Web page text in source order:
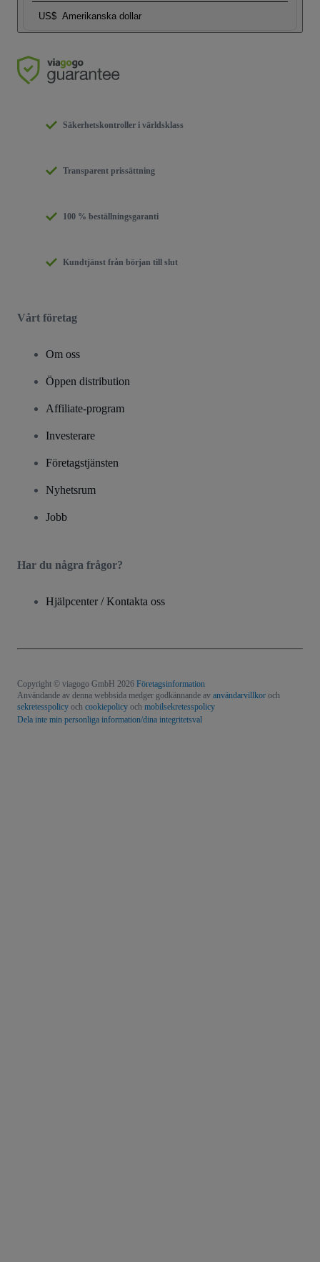
US$ Amerikanska dollar
Säkerhetskontroller i världsklass
Transparent prissättning
100 % beställningsgaranti
Kundtjänst från början till slut
Vårt företag
Om oss
Öppen distribution
Affiliate-program
Investerare
Företagstjänsten
Nyhetsrum
Jobb
Har du några frågor?
Hjälpcenter / Kontakta oss
Copyright © viagogo GmbH 2026 Företagsinformation
Användande av denna webbsida medger godkännande av användarvillkor och
sekretesspolicy och cookiepolicy och mobilsekretesspolicy
Dela inte min personliga information/dina integritetsval